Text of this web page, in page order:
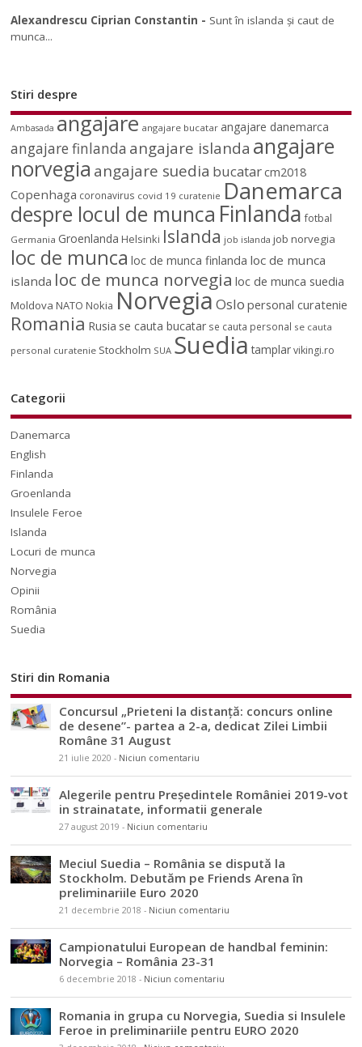
Alexandrescu Ciprian Constantin - Sunt în islanda și caut de
munca...
Stiri despre
Ambasada angajare angajare bucatar angajare danemarca
angajare finlanda angajare islanda angajare
norvegia angajare suedia bucatarcm2018
Copenhaga coronavirus covid 19 curatenie Danemarca
despre locul de munca Finlanda fotbal
Germania Groenlanda Helsinki Islanda job islanda job norvegia
loc de munca loc de munca finlanda loc de munca
islanda loc de munca norvegia loc de munca suedia
Moldova NATO Nokia NorvegiaOslo personal curatenie
Romania Rusia se cauta bucatar se cauta personal se cauta
personal curatenie Stockholm SUA Suedia tamplar vikingi.ro
Categorii
Danemarca
English
Finlanda
Groenlanda
Insulele Feroe
Islanda
Locuri de munca
Norvegia
Opinii
România
Suedia
Stiri din Romania
Concursul „Prieteni la distanță: concurs online
de desene”- partea a 2-a, dedicat Zilei Limbii
Române 31 August
21 iulie 2020 - Niciun comentariu
Alegerile pentru Președintele României 2019-vot
in strainatate, informatii generale
27 august 2019 - Niciun comentariu
Meciul Suedia – România se dispută la
Stockholm. Debutăm pe Friends Arena în
preliminariile Euro 2020
21 decembrie 2018 - Niciun comentariu
Campionatului European de handbal feminin:
Norvegia – România 23-31
6 decembrie 2018 - Niciun comentariu
Romania in grupa cu Norvegia, Suedia si Insulele
Feroe in preliminariile pentru EURO 2020